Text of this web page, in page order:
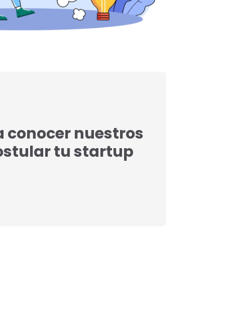
conocer nuestros
tu startup